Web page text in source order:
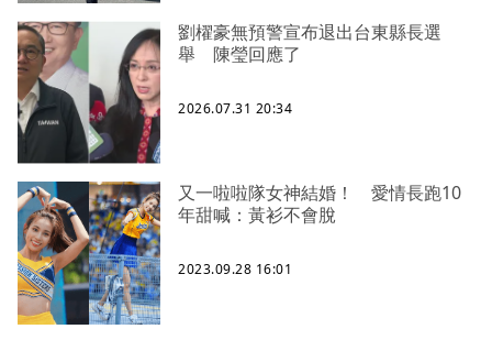
劉櫂豪無預警宣布退出台東縣長選
舉 陳瑩回應了
2026.07.31 20:34
又一啦啦隊女神結婚！ 愛情長跑10
年甜喊：黃衫不會脫
2023.09.28 16:01